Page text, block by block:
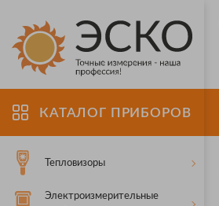
КАТАЛОГ ПРИБОРОВ
Тепловизоры
Электроизмерительные